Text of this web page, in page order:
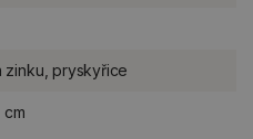
zinku, pryskyřice